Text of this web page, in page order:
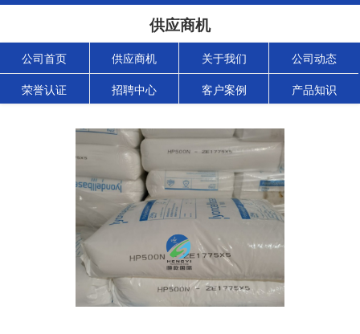
供应商机
公司首页 供应商机 关于我们 公司动态
荣誉认证 招聘中心 客户案例 产品知识